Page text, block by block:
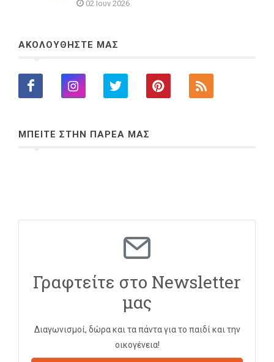
02 Ιουν 2026
ΑΚΟΛΟΥΘΗΣΤΕ ΜΑΣ
ΜΠΕΙΤΕ ΣΤΗΝ ΠΑΡΕΑ ΜΑΣ
Γραφτείτε στο Newsletter
μας
Διαγωνισμοί, δώρα και τα πάντα για το παιδί και την
οικογένεια!